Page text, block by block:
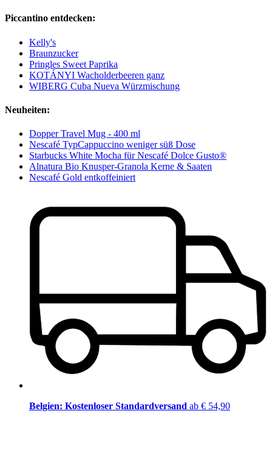
Piccantino entdecken:
Kelly's
Braunzucker
Pringles Sweet Paprika
KOTÁNYI Wacholderbeeren ganz
WIBERG Cuba Nueva Würzmischung
Neuheiten:
Dopper Travel Mug - 400 ml
Nescafé TypCappuccino weniger süß Dose
Starbucks White Mocha für Nescafé Dolce Gusto®
Alnatura Bio Knusper-Granola Kerne & Saaten
Nescafé Gold entkoffeiniert
Belgien: Kostenloser Standardversand ab € 54,90